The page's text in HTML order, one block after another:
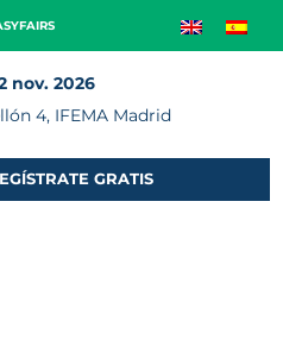
nov. 2026
4, IFEMA Madrid
GRATIS